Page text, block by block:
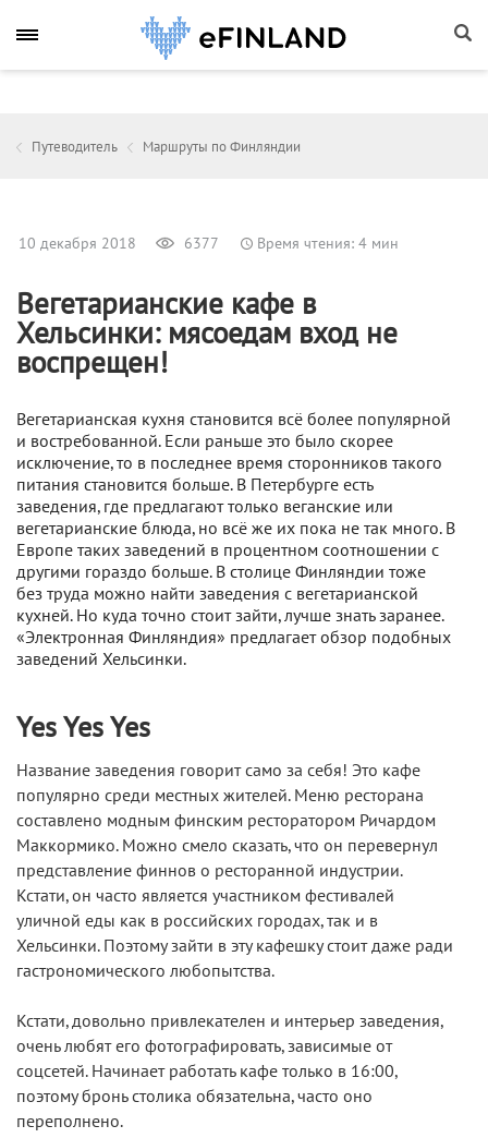
Путеводитель Маршруты по Финляндии
10 декабря 2018 6377 Время чтения: 4 мин
Вегетарианские кафе в
Хельсинки: мясоедам вход не
воспрещен!
Вегетарианская кухня становится всё более популярной
и востребованной. Если раньше это было скорее
исключение, то в последнее время сторонников такого
питания становится больше. В Петербурге есть
заведения, где предлагают только веганские или
вегетарианские блюда, но всё же их пока не так много. В
Европе таких заведений в процентном соотношении с
другими гораздо больше. В столице Финляндии тоже
без труда можно найти заведения с вегетарианской
кухней. Но куда точно стоит зайти, лучше знать заранее.
«Электронная Финляндия» предлагает обзор подобных
заведений Хельсинки.
Yes Yes Yes
Название заведения говорит само за себя! Это кафе
популярно среди местных жителей. Меню ресторана
составлено модным финским ресторатором Ричардом
Маккормико. Можно смело сказать, что он перевернул
представление финнов о ресторанной индустрии.
Кстати, он часто является участником фестивалей
уличной еды как в российских городах, так и в
Хельсинки. Поэтому зайти в эту кафешку стоит даже ради
гастрономического любопытства.
Кстати, довольно привлекателен и интерьер заведения,
очень любят его фотографировать, зависимые от
соцсетей. Начинает работать кафе только в 16:00,
поэтому бронь столика обязательна, часто оно
переполнено.